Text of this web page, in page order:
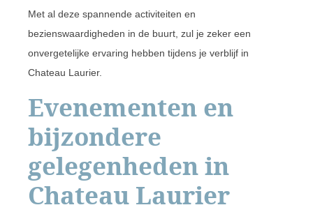
Met al deze spannende activiteiten en
bezienswaardigheden in de buurt, zul je zeker een
onvergetelijke ervaring hebben tijdens je verblijf in
Chateau Laurier.
Evenementen en
bijzondere
gelegenheden in
Chateau Laurier